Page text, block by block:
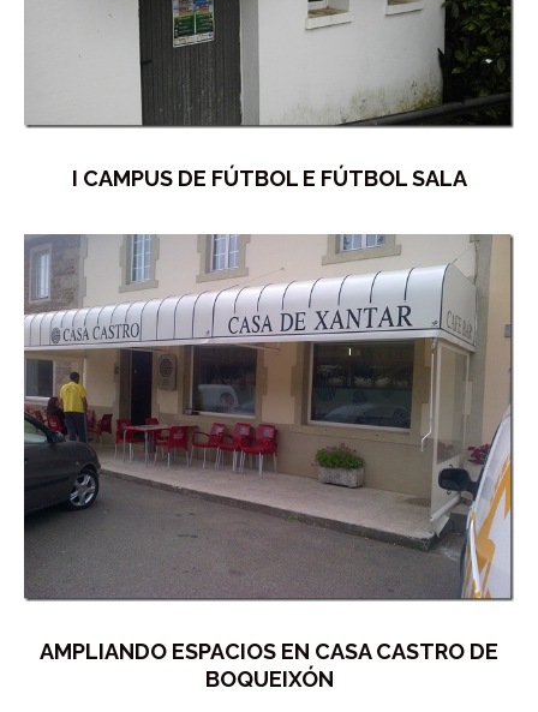
I CAMPUS DE FÚTBOL E FÚTBOL SALA
AMPLIANDO ESPACIOS EN CASA CASTRO DE
BOQUEIXÓN